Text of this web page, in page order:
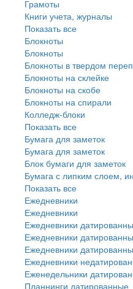
Грамоты
Книги учета, журналы
Показать все
Блокноты
Блокноты
Блокноты в твердом
Блокноты на склейке
Блокноты на скобе
Блокноты на спирали
Колледж-блоки
Показать все
Бумага для заметок
Бумага для заметок
Блок бумаги для заметок
Бумага с липким слоем,
Показать все
Ежедневники
Ежедневники
Ежедневники
Ежедневники
Ежедневники
Ежедневники
Еженедельники
Планнинги датированные